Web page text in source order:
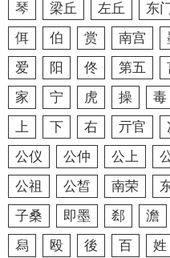
琴
梁丘 左丘 东
佴
伯 赏 南宫
爱
阳 佟 第五
家
宁 虎 操 毒
上
下 右 亓官
公仪
公仲 公上
公祖
公皙 南荣
子桑
即墨 郄 澹
舄
殴 後 百 姓